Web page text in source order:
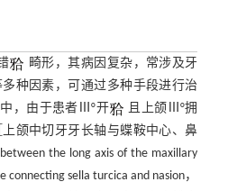
畸形，其病因复杂，常涉及牙
种因素，可通过多种手段进行治
，由于患者Ⅲ°开
且上颌Ⅲ°拥
颌中切牙牙长轴与蝶鞍中心、鼻
the long axis of the maxillary
connecting sella turcica and nasion，